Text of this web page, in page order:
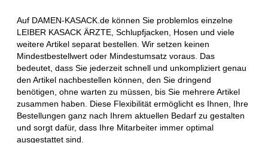
Auf DAMEN-KASACK.de können Sie problemlos einzelne
LEIBER KASACK ÄRZTE, Schlupfjacken, Hosen und viele
weitere Artikel separat bestellen. Wir setzen keinen
Mindestbestellwert oder Mindestumsatz voraus. Das
bedeutet, dass Sie jederzeit schnell und unkompliziert genau
den Artikel nachbestellen können, den Sie dringend
benötigen, ohne warten zu müssen, bis Sie mehrere Artikel
zusammen haben. Diese Flexibilität ermöglicht es Ihnen, Ihre
Bestellungen ganz nach Ihrem aktuellen Bedarf zu gestalten
und sorgt dafür, dass Ihre Mitarbeiter immer optimal
ausgestattet sind.